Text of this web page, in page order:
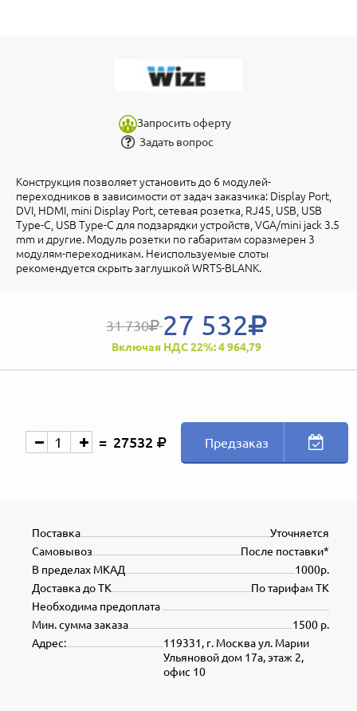
Запросить оферту
Задать вопрос
Конструкция позволяет установить до 6 модулей-
переходников в зависимости от задач заказчика: Display Port,
DVI, HDMI, mini Display Port, сетевая розетка, RJ45, USB, USB
Type-C, USB Type-C для подзарядки устройств, VGA/mini jack 3.5
mm и другие. Модуль розетки по габаритам соразмерен 3
модулям-переходникам. Неиспользуемые слоты
рекомендуется скрыть заглушкой WRTS-BLANK.
31 730 27 532
Включая НДС 22%: 4 964,79
27532 Предзаказ
Уточняется
Поставка
После поставки*
Самовывоз
1000р.
В пределах МКАД
По тарифам ТК
Доставка до ТК
Необходима предоплата
1500 р.
Мин. сумма заказа
119331, г. Москва ул. Марии
Ульяновой дом 17а, этаж 2,
офис 10
Адрес: